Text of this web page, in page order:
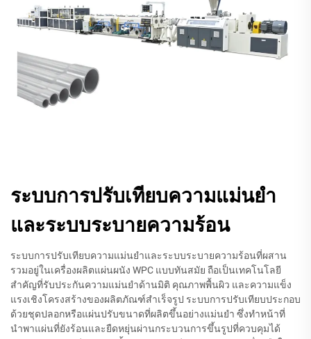
ระบบการปรับเทียบความแม่นยำ
และระบบระบายความร้อน
ระบบการปรับเทียบความแม่นยำและระบบระบายความร้อนที่ผสาน
รวมอยู่ในเครื่องผลิตแผ่นผนัง WPC แบบทันสมัย ถือเป็นเทคโนโลยี
สำคัญที่รับประกันความแม่นยำด้านมิติ คุณภาพพื้นผิว และความแข็ง
แรงเชิงโครงสร้างของผลิตภัณฑ์สำเร็จรูป ระบบการปรับเทียบประกอบ
ด้วยชุดปลอกหรือแผ่นปรับขนาดที่ผลิตขึ้นอย่างแม่นยำ ซึ่งทำหน้าที่
นำพาแผ่นที่ยังร้อนและยืดหยุ่นผ่านกระบวนการขึ้นรูปที่ควบคุมได้